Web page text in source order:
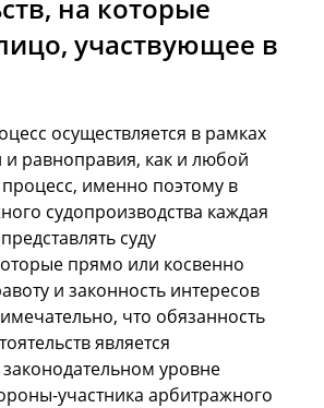
на которые
участвующее в
осуществляется в рамках
и равноправия, как и любой
именно поэтому в
судопроизводства каждая
суду
прямо или косвенно
и законность интересов
что обязанность
является
уровне
участника арбитражного